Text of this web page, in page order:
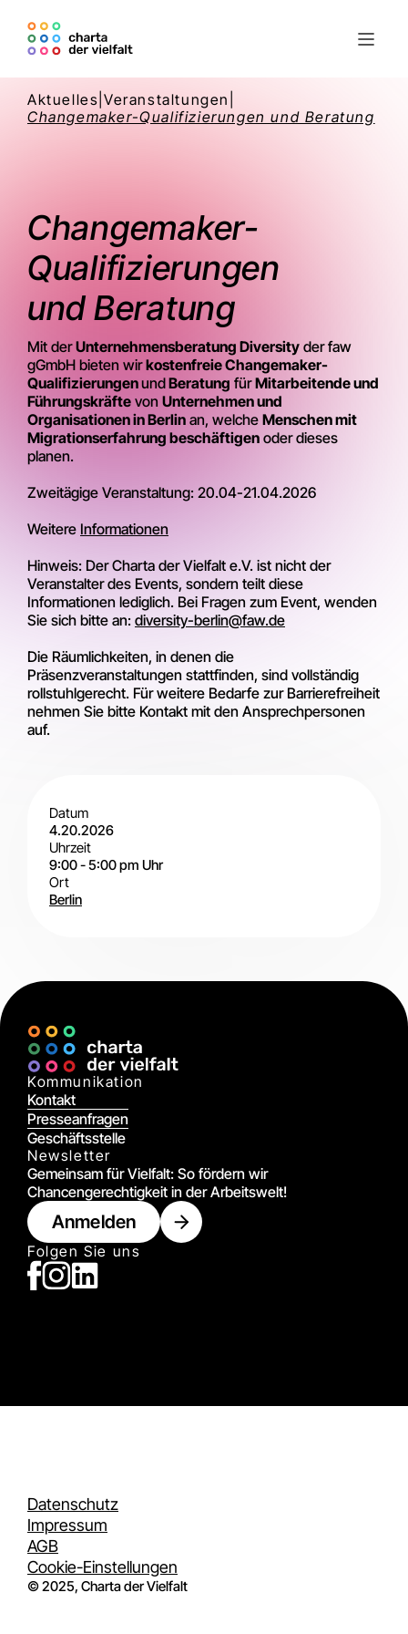
Aktuelles |Veranstaltungen
Changemaker-Qualifizierungen und Beratung
Changemaker-
Qualifizierungen
und Beratung
Mit derUnternehmensberatung Diversity der faw
gGmbH bieten wirkostenfreie Changemaker-
QualifizierungenundBeratung fürMitarbeitende und
Führungskräfte von Unternehmen und
Organisationen in Berlin an, welche Menschen mit
Migrationserfahrung beschäftigen oder dieses
planen.
Zweitägige Veranstaltung: 20.04-21.04.2026
Weitere Informationen
Hinweis: Der Charta der Vielfalt e.V. ist nicht der
Veranstalter des Events, sondern teilt diese
Informationen lediglich. Bei Fragen zum Event, wenden
Sie sich bitte an: diversity-berlin@faw.de
Die Räumlichkeiten, in denen die
Präsenzveranstaltungen stattfinden, sind vollständig
rollstuhlgerecht. Für weitere Bedarfe zur Barrierefreiheit
nehmen Sie bitte Kontakt mit den Ansprechpersonen
auf.
Datum
4.20.2026
Uhrzeit
9:00-5:00 pm Uhr
Ort
Berlin
Vor
Kommunikation
Kontakt
Presseanfragen
Geschäftsstelle
Newsletter
Gemeinsam für Vielfalt: So fördern wir
Chancengerechtigkeit in der Arbeitswelt!
Anmelden
Folgen Sie uns
Datenschutz
Impressum
AGB
Cookie-Einstellungen
© 2025, Charta der Vielfalt